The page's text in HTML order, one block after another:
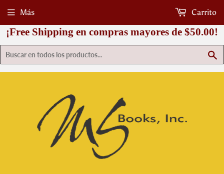
¡Free Shipping en compras mayores de $50.00!
Más Carrito